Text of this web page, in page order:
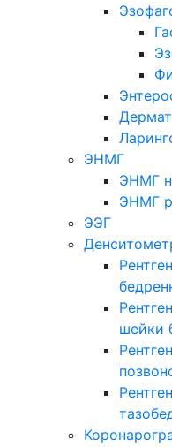
ЭНМГ
ЭНМГ
ЭНМГ
ЭЭГ
шейки